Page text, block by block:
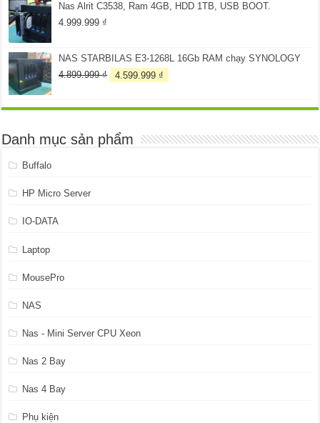
259.999 ₫.
là:
Nas Alrit C3538, Ram 4GB, HDD 1TB, USB BOOT.
4.999.999 ₫
NAS STARBILAS E3-1268L 16Gb RAM chạy SYNOLOGY
4.899.999₫
Giá
4.899.999 ₫.
4.599.999 ₫
là:
Danh mục sản phẩm
Buffalo
HP Micro Server
IO-DATA
Laptop
MousePro
NAS
Nas - Mini Server CPU Xeon
Nas 2 Bay
Nas 4 Bay
Phụ kiện